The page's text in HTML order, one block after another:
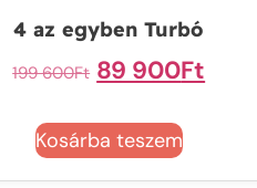
4 az egyben Turbó
199 600Ft 89 900Ft
Kosárba teszem